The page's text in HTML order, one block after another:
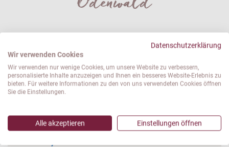
Datenschutzerklärung
Wir verwenden Cookies
Wir verwenden nur wenige Cookies, um unsere Website zu verbessern,
personalisierte Inhalte anzuzeigen und Ihnen ein besseres Website-Erlebnis zu
bieten. Für weitere Informationen zu den von uns verwendeten Cookies öffnen
Sie die Einstellungen.
Alle akzeptieren Einstellungen öffnen